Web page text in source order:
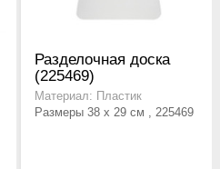
Разделочная доска
(225469)
Материал: Пластик
Размеры 38 x 29 см , 225469